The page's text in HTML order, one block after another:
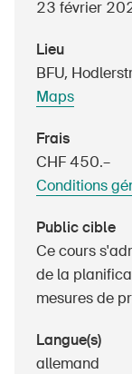
Commander et
Produits sûrs
Aspects juridiques
Délégués à la
23 février
Lieu
BFU,
Maps
Frais
CHF 450.–
Conditions
Public cible
Ce cours
de la
mesures de
Langue(s)
allemand